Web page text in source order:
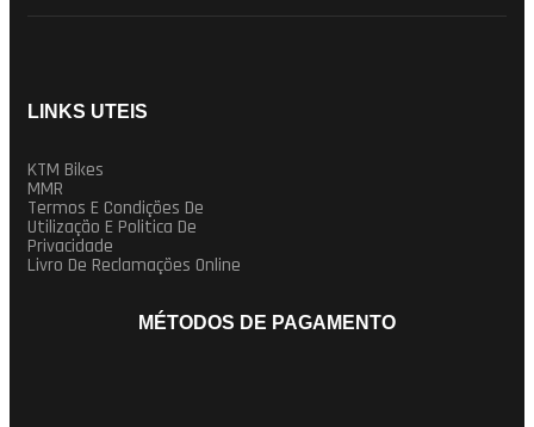
LINKS UTEIS
KTM Bikes
MMR
Termos E Condições De
Utilização E Politica De
Privacidade
Livro De Reclamações Online
MÉTODOS DE PAGAMENTO